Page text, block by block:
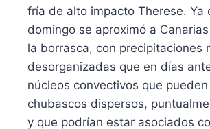
fría de alto impacto Therese. Ya
domingo se aproximó a
la borrasca, con precipitaciones
desorganizadas que en días
núcleos convectivos que
chubascos dispersos,
y que podrían estar asociados